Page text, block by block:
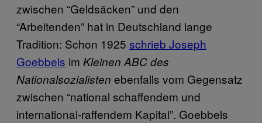
zwischen “Geldsäcken” und den
“Arbeitenden” hat in Deutschland lange
Tradition: Schon 1925 schrieb Joseph
Goebbels im Kleinen ABC des
Nationalsozialisten ebenfalls vom Gegensatz
zwischen “national schaffendem und
international-raffendem Kapital”. Goebbels